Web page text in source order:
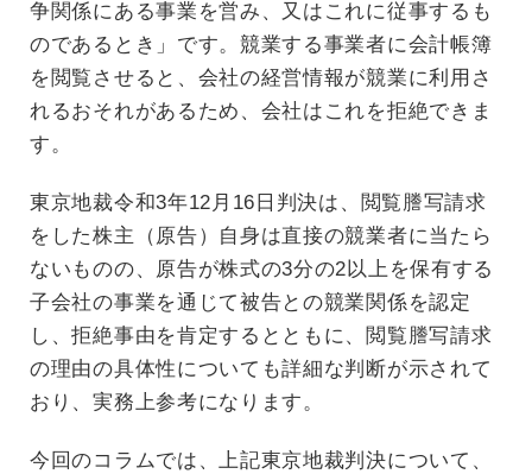
争関係にある事業を営み、又はこれに従事するも
のであるとき」です。競業する事業者に会計帳簿
を閲覧させると、会社の経営情報が競業に利用さ
れるおそれがあるため、会社はこれを拒絶できま
す。
東京地裁令和3年12月16日判決は、閲覧謄写請求
をした株主（原告）自身は直接の競業者に当たら
ないものの、原告が株式の3分の2以上を保有する
子会社の事業を通じて被告との競業関係を認定
し、拒絶事由を肯定するとともに、閲覧謄写請求
の理由の具体性についても詳細な判断が示されて
おり、実務上参考になります。
今回のコラムでは、上記東京地裁判決について、